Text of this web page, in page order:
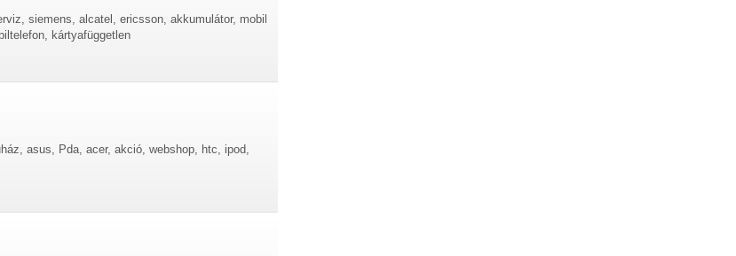
siemens, alcatel, ericsson, akkumulátor, mobil
kártyafüggetlen
asus, Pda, acer, akció, webshop, htc, ipod,